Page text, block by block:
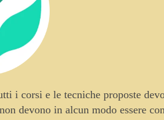
i corsi e le tecniche proposte
devono in alcun modo essere